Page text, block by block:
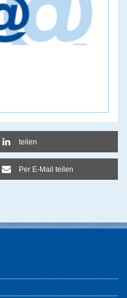
teilen
Per E-Mail teilen